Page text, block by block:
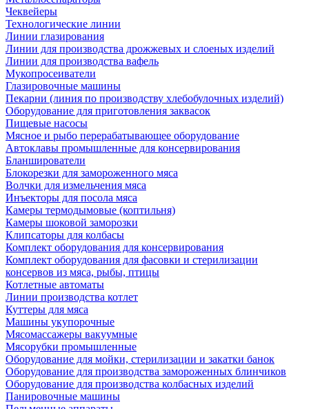
Чеквейеры
Технологические линии
Линии глазирования
Линии для производства дрожжевых и слоеных изделий
Линии для производства вафель
Мукопросеиватели
Глазировочные машины
Пекарни (линия по производству хлебобулочных изделий)
Оборудование для приготовления заквасок
Пищевые насосы
Мясное и рыбо перерабатывающее оборудование
Автоклавы промышленные для консервирования
Бланширователи
Блокорезки для замороженного мяса
Волчки для измельчения мяса
Инъекторы для посола мяса
Камеры термодымовые (коптильня)
Камеры шоковой заморозки
Клипсаторы для колбасы
Комплект оборудования для консервирования
Комплект оборудования для фасовки и стерилизации
консервов из мяса, рыбы, птицы
Котлетные автоматы
Линии производства котлет
Куттеры для мяса
Машины укупорочные
Мясомассажеры вакуумные
Мясорубки промышленные
Оборудование для мойки, стерилизации и закатки банок
Оборудование для производства замороженных блинчиков
Оборудование для производства колбасных изделий
Панировочные машины